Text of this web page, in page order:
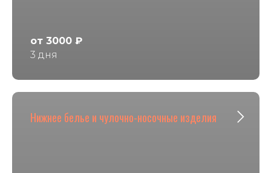
от 3000 ₽
3 дня
Нижнее белье и чулочно-носочные изделия